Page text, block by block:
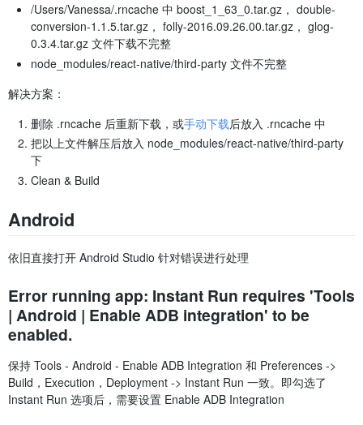
/Users/Vanessa/.rncache 中 boost_1_63_0.tar.gz， double-
conversion-1.1.5.tar.gz， folly-2016.09.26.00.tar.gz， glog-
0.3.4.tar.gz 文件下载不完整
node_modules/react-native/third-party 文件不完整
解决方案：
删除 .rncache 后重新下载，或手动下载后放入 .rncache 中
把以上文件解压后放入 node_modules/react-native/third-party
下
Clean & Build
Android
依旧直接打开 Android Studio 针对错误进行处理
Error running app: Instant Run requires 'Tools
| Android | Enable ADB integration' to be
enabled.
保持 Tools - Android - Enable ADB Integration 和 Preferences ->
Build，Execution，Deployment -> Instant Run 一致。即勾选了
Instant Run 选项后，需要设置 Enable ADB Integration